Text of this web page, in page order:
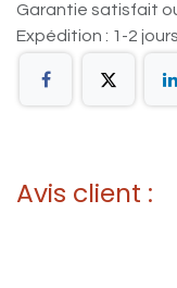
Garantie satisfait
Expédition : 1-2
Avis client :